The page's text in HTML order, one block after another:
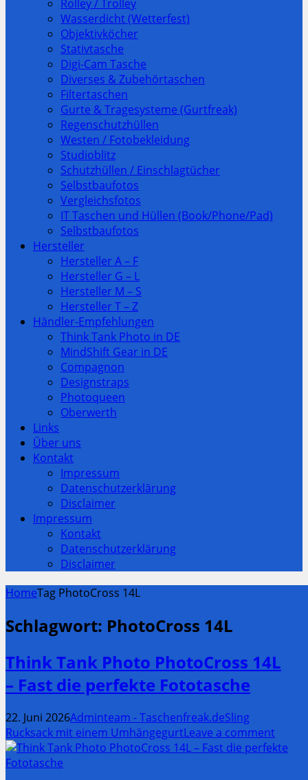
Rolley / Trolley
Wasserdicht (Wetterfest)
Objektivköcher
Stativtasche
Digi-Cam Tasche
Diverses & Zubehörtaschen
Filtertaschen
Gurte & Tragesysteme (Gurtfreak)
Regenschutzhüllen
Westen / Fotobekleidung
Studioblitz
Schutzhüllen / Einschlagtücher
Selbstbaufotos
Vergleichsfotos
IT Taschen und Hüllen (Book/Phone/Pad)
Selbstbaufotos
Hersteller
Hersteller A – F
Hersteller G – L
Hersteller M – S
Hersteller T – Z
Händler-Empfehlungen
Think Tank Photo in DE
MindShift Gear in DE
Compagnon
Designstraps
Photoqueen
Oberwerth
Links
Über uns
Kontakt
Impressum
Datenschutzerklärung
Disclaimer
Impressum
Kontakt
Datenschutzerklärung
Disclaimer
HomeTag PhotoCross 14L
Schlagwort: PhotoCross 14L
Think Tank Photo PhotoCross 14L
– Fast die perfekte Fototasche
22. Juni 2026Adminteam - Taschenfreak.deSling
Rucksack mit einem UmhängegurtLeave a comment